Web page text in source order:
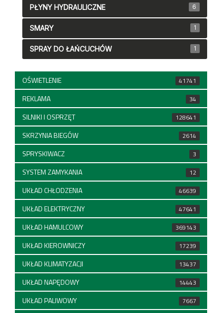
PŁYNY HYDRAULICZNE 6
SMARY 1
SPRAY DO ŁAŃCUCHÓW 1
OŚWIETLENIE 41741
REKLAMA 34
SILNIKI I OSPRZĘT 128641
SKRZYNIA BIEGÓW 2614
SPRYSKIWACZ 3
SYSTEM ZAMYKANIA 12
UKŁAD CHŁODZENIA 46639
UKŁAD ELEKTRYCZNY 47641
UKŁAD HAMULCOWY 369143
UKŁAD KIEROWNICZY 17239
UKŁAD KLIMATYZACJI 13437
UKŁAD NAPĘDOWY 14443
UKŁAD PALIWOWY 7667